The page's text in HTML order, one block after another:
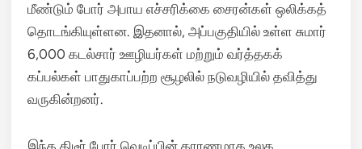
மீண்டும் போர் அபாய எச்சரிக்கை சைரன்கள் ஒலிக்கத்
தொடங்கியுள்ளன. இதனால், அப்பகுதியில் உள்ள சுமார்
6,000 கடல்சார் ஊழியர்கள் மற்றும் வர்த்தகக்
கப்பல்கள் பாதுகாப்பற்ற சூழலில் நடுவழியில் தவித்து
வருகின்றனர்.
இந்த திடீர் போர் வெடிப்பின் காரணமாக உலக